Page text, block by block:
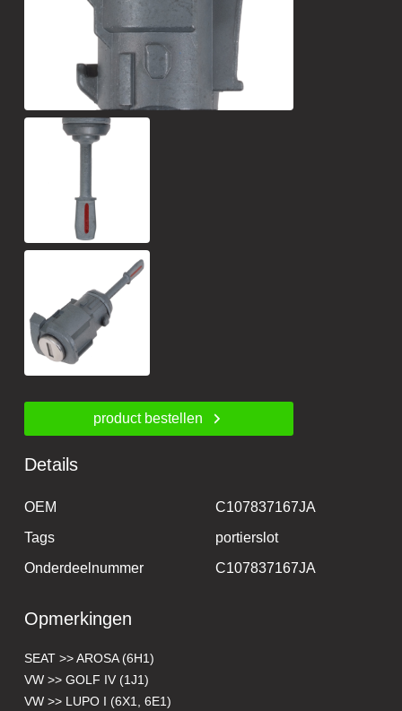
product bestellen
Details
OEM
C107837167JA
Tags
portierslot
Onderdeelnummer
C107837167JA
Opmerkingen
SEAT >> AROSA (6H1)
VW >> GOLF IV (1J1)
VW >> LUPO I (6X1, 6E1)